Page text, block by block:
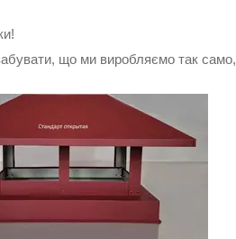
що ми виробляємо так само,